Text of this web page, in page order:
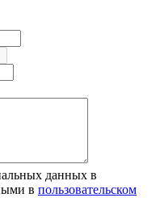
данных в
в пользовательском